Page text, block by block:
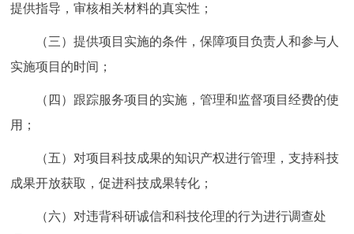
提供指导，审核相关材料的真实性；
（三）提供项目实施的条件，保障项目负责人和参与人
实施项目的时间；
（四）跟踪服务项目的实施，管理和监督项目经费的使
用；
（五）对项目科技成果的知识产权进行管理，支持科技
成果开放获取，促进科技成果转化；
（六）对违背科研诚信和科技伦理的行为进行调查处